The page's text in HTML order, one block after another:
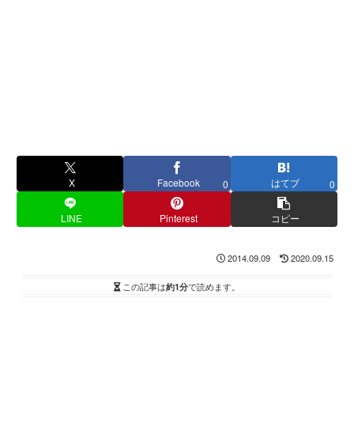
X Facebook 0 はてブ 0
LINE Pinterest コピー
2014.09.09 2020.09.15
この記事は約1分で読めます。